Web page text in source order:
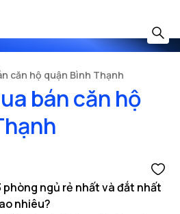
căn hộ quận Bình Thạnh
bán căn hộ
phòng ngủ rẻ nhất và đắt nhất
nhiêu?